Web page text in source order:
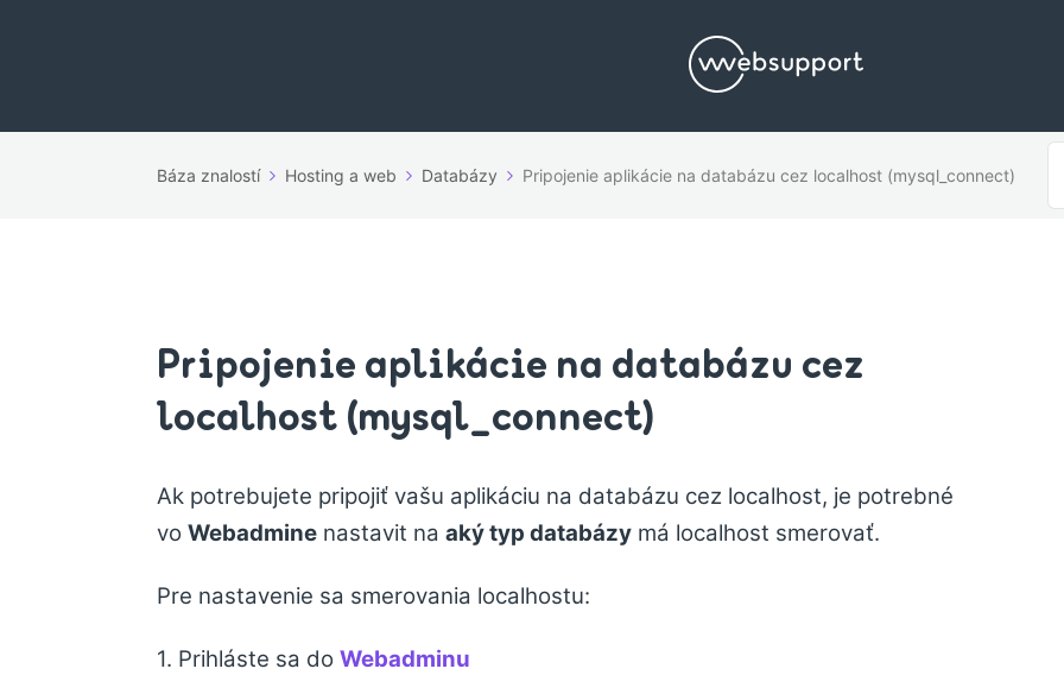
Báza znalostí Hosting a web Databázy Pripojenie aplikácie na databázu cez localhost (mysql_connect)
Pripojenie aplikácie na databázu cez
localhost (mysql_connect)
Ak potrebujete pripojiť vašu aplikáciu na databázu cez localhost, je potrebné
vo Webadmine nastavit na aký typ databázy má localhost smerovať.
Pre nastavenie sa smerovania localhostu:
1. Prihláste sa do Webadminu